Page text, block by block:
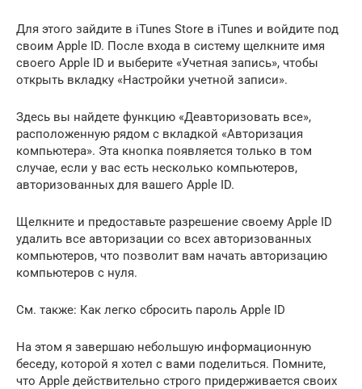
Для этого зайдите в iTunes Store в iTunes и войдите под
своим Apple ID. После входа в систему щелкните имя
своего Apple ID и выберите «Учетная запись», чтобы
открыть вкладку «Настройки учетной записи».
Здесь вы найдете функцию «Деавторизовать все»,
расположенную рядом с вкладкой «Авторизация
компьютера». Эта кнопка появляется только в том
случае, если у вас есть несколько компьютеров,
авторизованных для вашего Apple ID.
Щелкните и предоставьте разрешение своему Apple ID
удалить все авторизации со всех авторизованных
компьютеров, что позволит вам начать авторизацию
компьютеров с нуля.
См. также: Как легко сбросить пароль Apple ID
На этом я завершаю небольшую информационную
беседу, которой я хотел с вами поделиться. Помните,
что Apple действительно строго придерживается своих